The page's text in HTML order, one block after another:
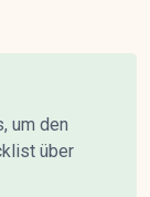
um den
über